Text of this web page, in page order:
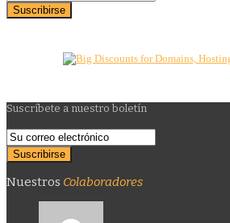
Suscríbete a nuestro boletín
Nuestros Colaboradores